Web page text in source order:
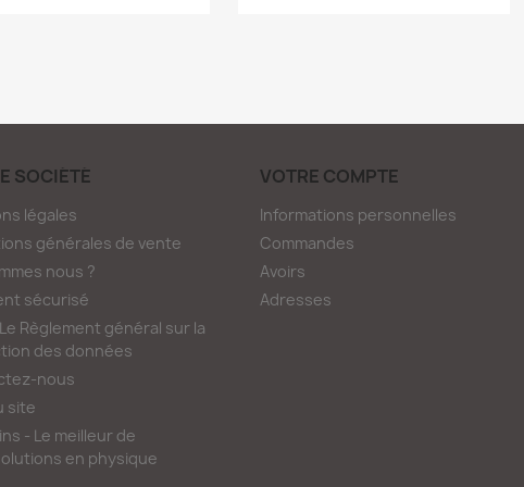
SOCIÉTÉ
légales
générales de vente
nous ?
sécurisé
Règlement général sur la
des données
nous
site
- Le meilleur de
en physique
VOTRE COMPTE
Informations personnelles
Commandes
Avoirs
Adresses